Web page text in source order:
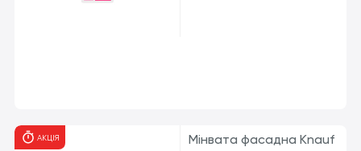
АКЦІЯ
Мінвата фасадна Knauf